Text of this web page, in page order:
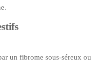
un fibrome sous-séreux ou